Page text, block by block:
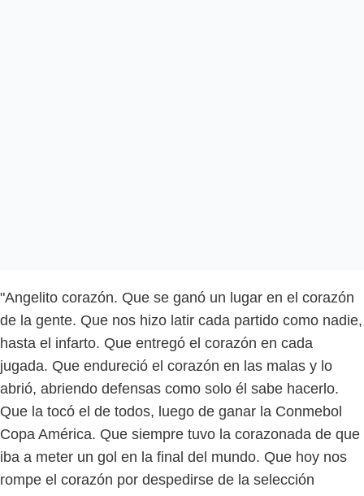
"Angelito corazón. Que se ganó un lugar en el corazón
de la gente. Que nos hizo latir cada partido como nadie,
hasta el infarto. Que entregó el corazón en cada
jugada. Que endureció el corazón en las malas y lo
abrió, abriendo defensas como solo él sabe hacerlo.
Que la tocó el de todos, luego de ganar la Conmebol
Copa América. Que siempre tuvo la corazonada de que
iba a meter un gol en la final del mundo. Que hoy nos
rompe el corazón por despedirse de la selección